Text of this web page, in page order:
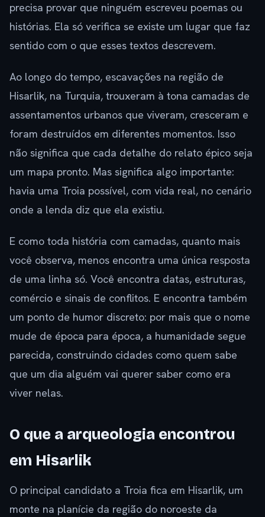
precisa provar que ninguém escreveu poemas ou
histórias. Ela só verifica se existe um lugar que faz
sentido com o que esses textos descrevem.
Ao longo do tempo, escavações na região de
Hisarlik, na Turquia, trouxeram à tona camadas de
assentamentos urbanos que viveram, cresceram e
foram destruídos em diferentes momentos. Isso
não significa que cada detalhe do relato épico seja
um mapa pronto. Mas significa algo importante:
havia uma Troia possível, com vida real, no cenário
onde a lenda diz que ela existiu.
E como toda história com camadas, quanto mais
você observa, menos encontra uma única resposta
de uma linha só. Você encontra datas, estruturas,
comércio e sinais de conflitos. E encontra também
um ponto de humor discreto: por mais que o nome
mude de época para época, a humanidade segue
parecida, construindo cidades como quem sabe
que um dia alguém vai querer saber como era
viver nelas.
O que a arqueologia encontrou
em Hisarlik
O principal candidato a Troia fica em Hisarlik, um
monte na planície da região do noroeste da